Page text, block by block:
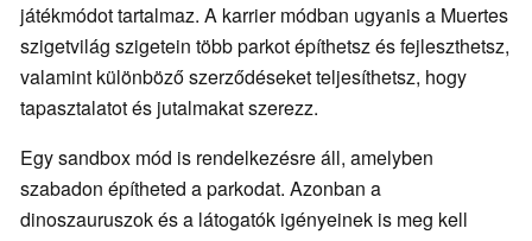
játékmódot tartalmaz. A karrier módban ugyanis a Muertes
szigetvilág szigetein több parkot építhetsz és fejleszthetsz,
valamint különböző szerződéseket teljesíthetsz, hogy
tapasztalatot és jutalmakat szerezz.
Egy sandbox mód is rendelkezésre áll, amelyben
szabadon építheted a parkodat. Azonban a
dinoszauruszok és a látogatók igényeinek is meg kell